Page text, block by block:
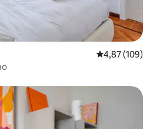
Prosječna
4,87 (109)